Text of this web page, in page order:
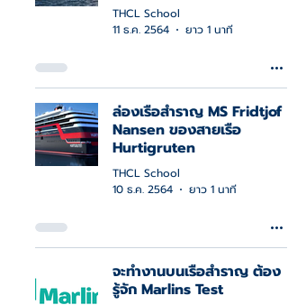
THCL School
11 ธ.ค. 2564
ยาว 1 นาที
ล่องเรือสำราญ MS Fridtjof
Nansen ของสายเรือ
Hurtigruten
THCL School
10 ธ.ค. 2564
ยาว 1 นาที
จะทำงานบนเรือสำราญ ต้อง
รู้จัก Marlins Test